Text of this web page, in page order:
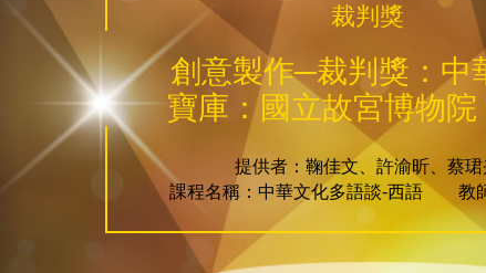
裁判獎
創意製作─裁判獎：中
寶庫：國立故宮博物院
提供者：鞠佳文、許渝昕、蔡珺
課程名稱：中華文化多語談-西語 教